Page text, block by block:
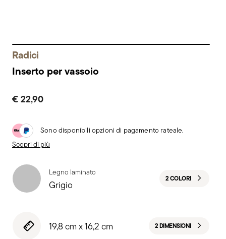
Radici
Inserto per vassoio
€ 22,90
Sono disponibili opzioni di pagamento rateale.
Scopri di più
Legno laminato
Grigio 2 COLORI
19,8 cm x 16,2 cm 2 DIMENSIONI